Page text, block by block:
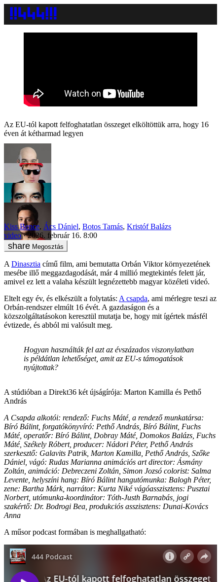
Az EU-tól kapott felfoghatatlan összeget elköltöttük arra, hogy 16
éven át kétharmad legyen
Kiss Bence, Ács Dániel, Botos Tamás, Kristóf Balázs
video
2026. február 16. 8:00
Megosztás
A Dinasztia című film, ami bemutatta Orbán Viktor környezetének
mesébe illő meggazdagodását, már 4 millió megtekintés felett jár,
amivel ez lett a valaha készült legnézettebb magyar közéleti videó.
Eltelt egy év, és elkészült a folytatás: A csapda, ami mérlegre teszi az
Orbán-rendszer elmúlt 16 évét. A gazdaságon és a
közszolgáltatásokon keresztül mutatja be, hogy mit ígértek másfél
évtizede, és abból mi valósult meg.
Hogyan használták fel azt az évszázados viszonylatban
is példátlan lehetőséget, amit az EU-s támogatások
nyújtottak?
A stúdióban a Direkt36 két újságírója: Marton Kamilla és Pethő
András
A Csapda alkotói: rendező: Fuchs Máté, a rendező munkatársa:
Bíró Bálint, forgatókönyvíró: Pethő András, Bíró Bálint, Fuchs
Máté, operatőr: Bíró Bálint, Dobray Máté, Domokos Balázs, Fuchs
Máté, Székely Róbert, producer: Nádori Péter, Pethő András
szerkesztő: Galavits Patrik, Marton Kamilla, Pethő András, Szőke
Dániel, vágó: Rudas Marianna animációs art director: Ásmány
Zoltán, animáció: Debreczeni Zoltán, Simon Jozsó colorist: Salma
Levente, helyszíni hang: Bíró Bálint hangutómunka: Balogh Péter,
zene: Bartha Márk, narrátor: Kurta Niké vágóasszisztens: Pusztai
Norbert, utómunka-koordinátor: Tóth-Justh Barnabás, jogi
szakértő: Dr. Bodrogi Bea, produkciós asszisztens: Dunai-Kovács
Anna
A műsor podcast formában is meghallgatható: